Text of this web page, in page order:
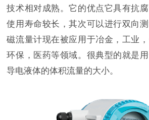
技术相对成熟。它的优点它具有抗
使用寿命较长，其次可以进行双向
磁流量计现在被应用于冶金，工业
环保，医药等领域。很典型的就是
导电液体的体积流量的大小。